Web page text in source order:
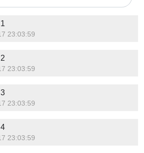
23:03:59
23:03:59
23:03:59
23:03:59